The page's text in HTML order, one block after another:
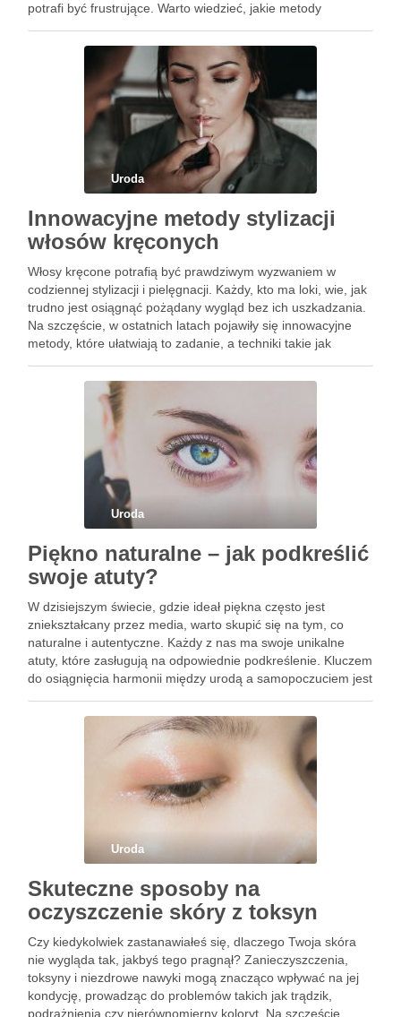
potrafi być frustrujące. Warto wiedzieć, jakie metody
Uroda
Innowacyjne metody stylizacji
włosów kręconych
Włosy kręcone potrafią być prawdziwym wyzwaniem w
codziennej stylizacji i pielęgnacji. Każdy, kto ma loki, wie, jak
trudno jest osiągnąć pożądany wygląd bez ich uszkadzania.
Na szczęście, w ostatnich latach pojawiły się innowacyjne
metody, które ułatwiają to zadanie, a techniki takie jak
popularność. …
Uroda
Piękno naturalne – jak podkreślić
swoje atuty?
W dzisiejszym świecie, gdzie ideał piękna często jest
zniekształcany przez media, warto skupić się na tym, co
naturalne i autentyczne. Każdy z nas ma swoje unikalne
atuty, które zasługują na odpowiednie podkreślenie. Kluczem
do osiągnięcia harmonii między urodą a samopoczuciem jest
Uroda
Skuteczne sposoby na
oczyszczenie skóry z toksyn
Czy kiedykolwiek zastanawiałeś się, dlaczego Twoja skóra
nie wygląda tak, jakbyś tego pragnął? Zanieczyszczenia,
toksyny i niezdrowe nawyki mogą znacząco wpływać na jej
kondycję, prowadząc do problemów takich jak trądzik,
podrażnienia czy nierównomierny koloryt. Na szczęście